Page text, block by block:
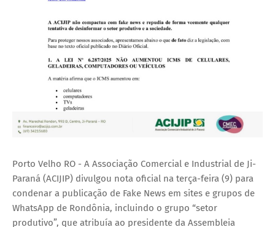
Porto Velho RO - A Associação Comercial e Industrial de Ji-
Paraná (ACIJIP) divulgou nota oficial na terça-feira (9) para
condenar a publicação de Fake News em sites e grupos de
WhatsApp de Rondônia, incluindo o grupo “setor
produtivo”, que atribuía ao presidente da Assembleia